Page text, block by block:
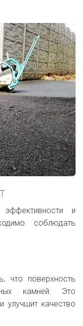
и
соблюдать
что поверхность
камней. Это
улучшит качество